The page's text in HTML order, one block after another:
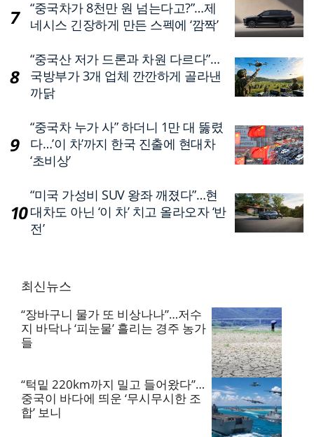
“중국차가 8천만 원 넘는다고?”…제
네시스 긴장하게 만든 스펙에 ‘깜짝’
“중국산 저가 드론과 차원 다르다”…
국방부가 3개 업체 깐깐하게 골라낸
까닭
“중국차 누가 사” 하더니 1만 대 뚫렸
다…’이 차’까지 한국 진출에 현대차
‘초비상’
“미국 가성비 SUV 왕좌 깨졌다”…현
대차도 아닌 ‘이 차’ 치고 올라오자 ‘반
전’
최신뉴스
“장바구니 물가 또 비상나나”…저수
지 바닥나 ‘피눈물’ 흘리는 경주 농가
들
“턱밑 220km까지 밀고 들어왔다”…
중국이 바다에 띄운 ‘무시무시한 조
합’ 보니